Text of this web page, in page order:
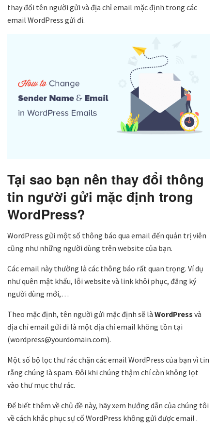
thay đổi tên người gửi và địa chỉ email mặc định trong các
email WordPress gửi đi.
Tại sao bạn nên thay đổi thông
tin người gửi mặc định trong
WordPress?
WordPress gửi một số thông báo qua email đến quản trị viên
cũng như những người dùng trên website của bạn.
Các email này thường là các thông báo rất quan trọng. Ví dụ
như quên mật khẩu, lỗi website và link khôi phục, đăng ký
người dùng mới,…
Theo mặc định, tên người gửi mặc định sẽ là WordPress và
địa chỉ email gửi đi là một địa chỉ email không tồn tại
(wordpress@yourdomain.com).
Một số bộ lọc thư rác chặn các email WordPress của bạn vì tin
rằng chúng là spam. Đôi khi chúng thậm chí còn không lọt
vào thư mục thư rác.
Để biết thêm về chủ đề này, hãy xem hướng dẫn của chúng tôi
về cách khắc phục sự cố WordPress không gửi được email .